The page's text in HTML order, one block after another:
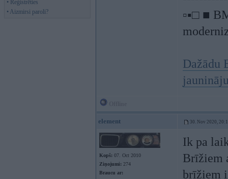
• Reģistrēties
• Aizmirsi paroli?
▫▪□ ■
Dažādu
element 30. Nov 2020,
Kopš: 07. Oct 2010
Ziņojumi: 274
Braucu ar:
Ik pa
Brīžiem
brīžiem